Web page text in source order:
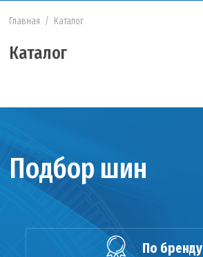
Главная / Каталог
Каталог
Подбор шин
По бренду